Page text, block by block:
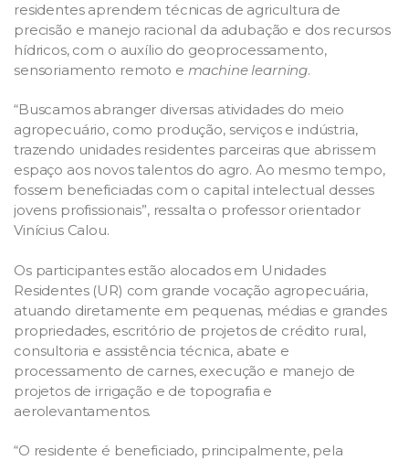
residentes aprendem técnicas de agricultura de
precisão e manejo racional da adubação e dos recursos
hídricos, com o auxílio do geoprocessamento,
sensoriamento remoto e machine learning.
“Buscamos abranger diversas atividades do meio
agropecuário, como produção, serviços e indústria,
trazendo unidades residentes parceiras que abrissem
espaço aos novos talentos do agro. Ao mesmo tempo,
fossem beneficiadas com o capital intelectual desses
jovens profissionais”, ressalta o professor orientador
Vinícius Calou.
Os participantes estão alocados em Unidades
Residentes (UR) com grande vocação agropecuária,
atuando diretamente em pequenas, médias e grandes
propriedades, escritório de projetos de crédito rural,
consultoria e assistência técnica, abate e
processamento de carnes, execução e manejo de
projetos de irrigação e de topografia e
aerolevantamentos.
“O residente é beneficiado, principalmente, pela